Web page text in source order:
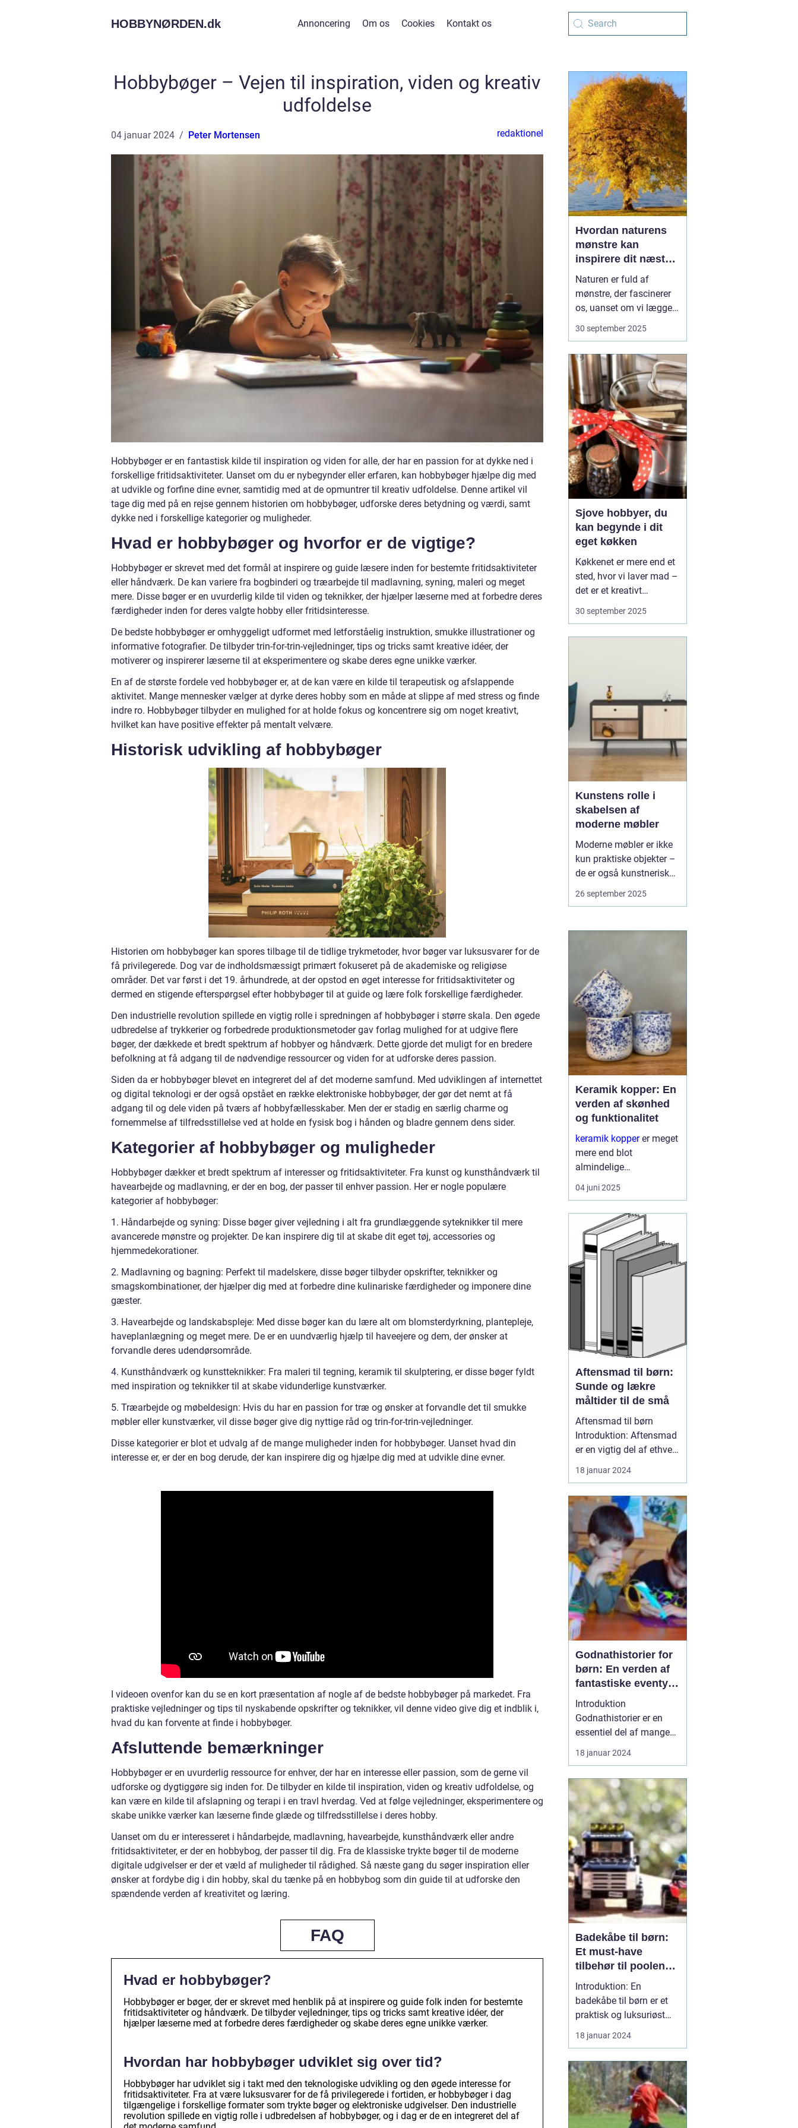
HOBBYNØRDEN.dk Annoncering Om os Cookies Kontakt os
Hobbybøger – Vejen til inspiration, viden og kreativ
udfoldelse
04 januar 2024 Peter Mortensen redaktionel
Hobbybøger er en fantastisk kilde til inspiration og viden for alle, der har en passion for at dykke ned i
forskellige fritidsaktiviteter. Uanset om du er nybegynder eller erfaren, kan hobbybøger hjælpe dig med
at udvikle og forfine dine evner, samtidig med at de opmuntrer til kreativ udfoldelse. Denne artikel vil
tage dig med på en rejse gennem historien om hobbybøger, udforske deres betydning og værdi, samt
dykke ned i forskellige kategorier og muligheder.
Hvad er hobbybøger og hvorfor er de vigtige?
Hobbybøger er skrevet med det formål at inspirere og guide læsere inden for bestemte fritidsaktiviteter
eller håndværk. De kan variere fra bogbinderi og træarbejde til madlavning, syning, maleri og meget
mere. Disse bøger er en uvurderlig kilde til viden og teknikker, der hjælper læserne med at forbedre deres
færdigheder inden for deres valgte hobby eller fritidsinteresse.
De bedste hobbybøger er omhyggeligt udformet med letforståelig instruktion, smukke illustrationer og
informative fotografier. De tilbyder trin-for-trin-vejledninger, tips og tricks samt kreative idéer, der
motiverer og inspirerer læserne til at eksperimentere og skabe deres egne unikke værker.
En af de største fordele ved hobbybøger er, at de kan være en kilde til terapeutisk og afslappende
aktivitet. Mange mennesker vælger at dyrke deres hobby som en måde at slippe af med stress og finde
indre ro. Hobbybøger tilbyder en mulighed for at holde fokus og koncentrere sig om noget kreativt,
hvilket kan have positive effekter på mentalt velvære.
Historisk udvikling af hobbybøger
Historien om hobbybøger kan spores tilbage til de tidlige trykmetoder, hvor bøger var luksusvarer for de
få privilegerede. Dog var de indholdsmæssigt primært fokuseret på de akademiske og religiøse
områder. Det var først i det 19. århundrede, at der opstod en øget interesse for fritidsaktiviteter og
dermed en stigende efterspørgsel efter hobbybøger til at guide og lære folk forskellige færdigheder.
Den industrielle revolution spillede en vigtig rolle i spredningen af hobbybøger i større skala. Den øgede
udbredelse af trykkerier og forbedrede produktionsmetoder gav forlag mulighed for at udgive flere
bøger, der dækkede et bredt spektrum af hobbyer og håndværk. Dette gjorde det muligt for en bredere
befolkning at få adgang til de nødvendige ressourcer og viden for at udforske deres passion.
Siden da er hobbybøger blevet en integreret del af det moderne samfund. Med udviklingen af internettet
og digital teknologi er der også opstået en række elektroniske hobbybøger, der gør det nemt at få
adgang til og dele viden på tværs af hobbyfællesskaber. Men der er stadig en særlig charme og
fornemmelse af tilfredsstillelse ved at holde en fysisk bog i hånden og bladre gennem dens sider.
Kategorier af hobbybøger og muligheder
Hobbybøger dækker et bredt spektrum af interesser og fritidsaktiviteter. Fra kunst og kunsthåndværk til
havearbejde og madlavning, er der en bog, der passer til enhver passion. Her er nogle populære
kategorier af hobbybøger:
1. Håndarbejde og syning: Disse bøger giver vejledning i alt fra grundlæggende syteknikker til mere
avancerede mønstre og projekter. De kan inspirere dig til at skabe dit eget tøj, accessories og
hjemmedekorationer.
2. Madlavning og bagning: Perfekt til madelskere, disse bøger tilbyder opskrifter, teknikker og
smagskombinationer, der hjælper dig med at forbedre dine kulinariske færdigheder og imponere dine
gæster.
3. Havearbejde og landskabspleje: Med disse bøger kan du lære alt om blomsterdyrkning, plantepleje,
haveplanlægning og meget mere. De er en uundværlig hjælp til haveejere og dem, der ønsker at
forvandle deres udendørsområde.
4. Kunsthåndværk og kunstteknikker: Fra maleri til tegning, keramik til skulptering, er disse bøger fyldt
med inspiration og teknikker til at skabe vidunderlige kunstværker.
5. Træarbejde og møbeldesign: Hvis du har en passion for træ og ønsker at forvandle det til smukke
møbler eller kunstværker, vil disse bøger give dig nyttige råd og trin-for-trin-vejledninger.
Disse kategorier er blot et udvalg af de mange muligheder inden for hobbybøger. Uanset hvad din
interesse er, er der en bog derude, der kan inspirere dig og hjælpe dig med at udvikle dine evner.
I videoen ovenfor kan du se en kort præsentation af nogle af de bedste hobbybøger på markedet. Fra
praktiske vejledninger og tips til nyskabende opskrifter og teknikker, vil denne video give dig et indblik i,
hvad du kan forvente at finde i hobbybøger.
Afsluttende bemærkninger
Hobbybøger er en uvurderlig ressource for enhver, der har en interesse eller passion, som de gerne vil
udforske og dygtiggøre sig inden for. De tilbyder en kilde til inspiration, viden og kreativ udfoldelse, og
kan være en kilde til afslapning og terapi i en travl hverdag. Ved at følge vejledninger, eksperimentere og
skabe unikke værker kan læserne finde glæde og tilfredsstillelse i deres hobby.
Uanset om du er interesseret i håndarbejde, madlavning, havearbejde, kunsthåndværk eller andre
fritidsaktiviteter, er der en hobbybog, der passer til dig. Fra de klassiske trykte bøger til de moderne
digitale udgivelser er der et væld af muligheder til rådighed. Så næste gang du søger inspiration eller
ønsker at fordybe dig i din hobby, skal du tænke på en hobbybog som din guide til at udforske den
spændende verden af kreativitet og læring.
FAQ
Hvad er hobbybøger?
Hobbybøger er bøger, der er skrevet med henblik på at inspirere og guide folk inden for bestemte
fritidsaktiviteter og håndværk. De tilbyder vejledninger, tips og tricks samt kreative idéer, der
hjælper læserne med at forbedre deres færdigheder og skabe deres egne unikke værker.
Hvordan har hobbybøger udviklet sig over tid?
Hobbybøger har udviklet sig i takt med den teknologiske udvikling og den øgede interesse for
fritidsaktiviteter. Fra at være luksusvarer for de få privilegerede i fortiden, er hobbybøger i dag
tilgængelige i forskellige formater som trykte bøger og elektroniske udgivelser. Den industrielle
revolution spillede en vigtig rolle i udbredelsen af hobbybøger, og i dag er de en integreret del af
Hvordan naturens
mønstre kan
inspirere dit næste
projekt
Naturen er fuld af
mønstre, der fascinerer
os, uanset om vi lægger
mærke til dem i
dagligdagen eller ej. Fra
gentagelserne i blade og
blomster er de små
detaljer en evig kilde til
inspiration. N&arin...
30 september 2025
Sjove hobbyer, du
kan begynde i dit
eget køkken
Køkkenet er mere end et
sted, hvor vi laver mad –
det er et kreativt
værksted, hvor nye
hobbyer kan tage form.
leg, læ...
30 september 2025
Kunstens rolle i
skabelsen af
moderne møbler
Moderne møbler er ikke
kun praktiske objekter –
de er også kunstneriske
udtryk, der afspejler
tidens æstetik og kultur.
bevægelsens
eksperimenterende
design ser vi, hvordan
kunst ...
26 september 2025
Keramik kopper: En
verden af skønhed
og funktionalitet
keramik kopperer meget
mere end blot
almindelige
drikkebeholder. De
repræsenterer en unik
kunsthåndværk og
funktionalitet, og tilbyder
derved en &ae...
04 juni 2025
Aftensmad til børn:
Sunde og lækre
måltider til de små
Aftensmad til børn
Introduktion: Aftensmad
er en vigtig del af ethvert
barns rutine, da ...
18 januar 2024
Godnathistorier for
børn: En verden af
fantastiske eventyr
før sengetid
Introduktion
Godnathistorier er en
essentiel del af mange
børns sengetidsrutiner.
Disse fortællinger skaber
øjeblikke mellem
forældre og børn, men
de tilbyder også en
værdifuld undervisning
og underholdning. I
denne artikel vil vi d...
18 januar 2024
Badekåbe til børn:
Et must-have
tilbehør til poolen
eller badeværelset
Introduktion: En
badekåbe til børn er et
praktisk og luksuriøst
tilbehør til både poolen
og badeværelset. Denne
ikke kun behagelig at
have på, den giver også
dit barn ekstra varme og
komfort efter et bad eller
18 januar 2024